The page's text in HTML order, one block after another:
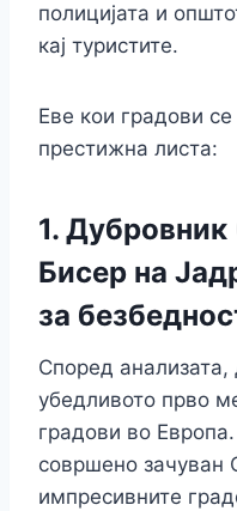
полицијата и
кај туристите.
Еве кои градови
престижна листа:
1. Дубровник
Бисер на
за
Според анализата,
убедливото прво
градови во
совршено зачуван
импресивните